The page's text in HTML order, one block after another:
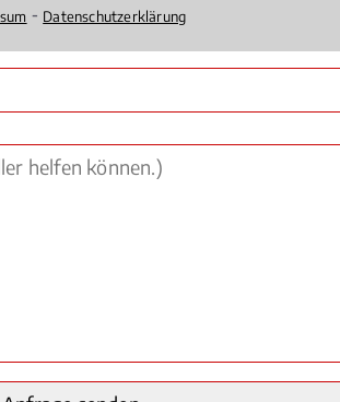
⁃ Datenschutzerklärung